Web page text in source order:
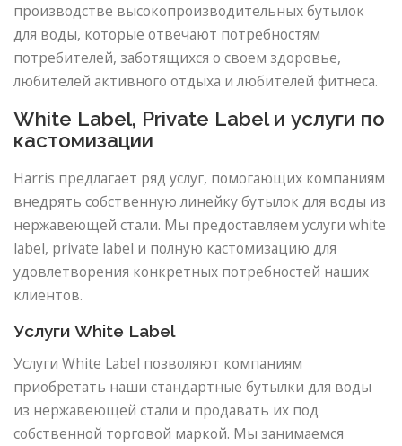
производстве высокопроизводительных бутылок
для воды, которые отвечают потребностям
потребителей, заботящихся о своем здоровье,
любителей активного отдыха и любителей фитнеса.
White Label, Private Label и услуги по
кастомизации
Harris предлагает ряд услуг, помогающих компаниям
внедрять собственную линейку бутылок для воды из
нержавеющей стали. Мы предоставляем услуги white
label, private label и полную кастомизацию для
удовлетворения конкретных потребностей наших
клиентов.
Услуги White Label
Услуги White Label позволяют компаниям
приобретать наши стандартные бутылки для воды
из нержавеющей стали и продавать их под
собственной торговой маркой. Мы занимаемся